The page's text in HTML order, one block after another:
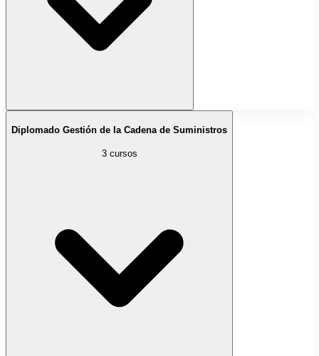
Diplomado Gestión de la Cadena de Suministros
3 cursos